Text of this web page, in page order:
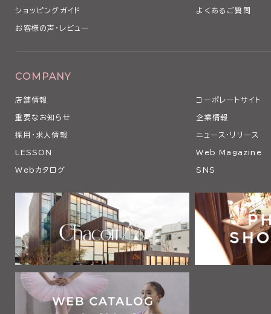
ショッピングガイド よくあるご質問
お客様の声・レビュー
COMPANY
店舗情報 コーポレートサイト
重要なお知らせ 企業情報
採用・求人情報 ニュース・リリース
LESSON Web Magazine
Webカタログ SNS